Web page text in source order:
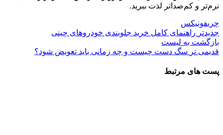
نرم‌تر و کم‌صداتر لذت ببرید.
چریفونیکس
جدیدتر راهنمای کامل خرید جلوبندی خودروهای چینی
بازگشت به لیست
قدیمی تر سگ دست چیست و چه زمانی باید تعویض شود؟
پست های مرتبط